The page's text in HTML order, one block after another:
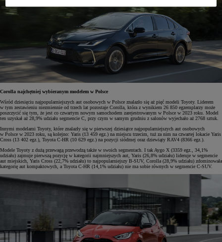
Corolla najchętniej wybieranym modelem w Polsce
Wśród dziesięciu najpopularniejszych aut osobowych w Polsce znalazło się aż pięć modeli Toyoty. Liderem
w tym zestawieniu niezmiennie od trzech lat pozostaje Corolla, która z wynikiem 26 850 egzemplarzy może
poszczycić się tym, że jest co czwartym nowym samochodem zarejestrowanym w Polsce w 2023 roku. Model
ten uzyskał aż 28,9% udziału segmencie C, przy czym w samym grudniu z salonów wyjechało aż 2768 sztuk.
Innymi modelami Toyoty, które znalazły się w pierwszej dziesiątce najpopularniejszych aut osobowych
w Polsce w 2023 roku, są kolejno: Yaris (13 459 egz.) na miejscu trzecim, tuż za nim na czwartej lokacie Yaris
Cross (13 402 egz.), Toyota C-HR (10 629 egz.) na pozycji siódmej oraz dziewiąty RAV4 (8366 egz.).
Modele Toyoty z dużą przewagą przewodzą także w swoich segmentach. I tak Aygo X (3359 egz., 34,1%
udziału) zajmuje pierwszą pozycję w kategorii najmniejszych aut, Yaris (26,8% udziału) lideruje w segmencie
aut miejskich, Yaris Cross (22,7% udziału) to najpopularniejszy B-SUV, Corolla (28,9% udziału) zdominowała
kategorię aut kompaktowych, a Toyota C-HR (14,1% udziału) nie ma sobie równych w segmencie C-SUV.